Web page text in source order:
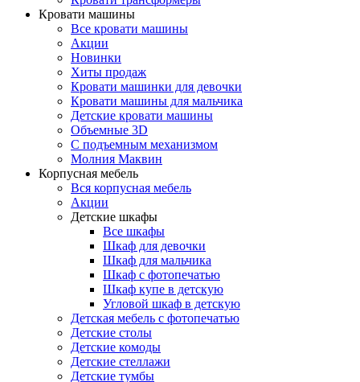
Кровати машины
Все кровати машины
Акции
Новинки
Хиты продаж
Кровати машинки для девочки
Кровати машины для мальчика
Детские кровати машины
Объемные 3D
С подъемным механизмом
Молния Маквин
Корпусная мебель
Вся корпусная мебель
Акции
Детские шкафы
Все шкафы
Шкаф для девочки
Шкаф для мальчика
Шкаф с фотопечатью
Шкаф купе в детскую
Угловой шкаф в детскую
Детская мебель с фотопечатью
Детские столы
Детские комоды
Детские стеллажи
Детские тумбы